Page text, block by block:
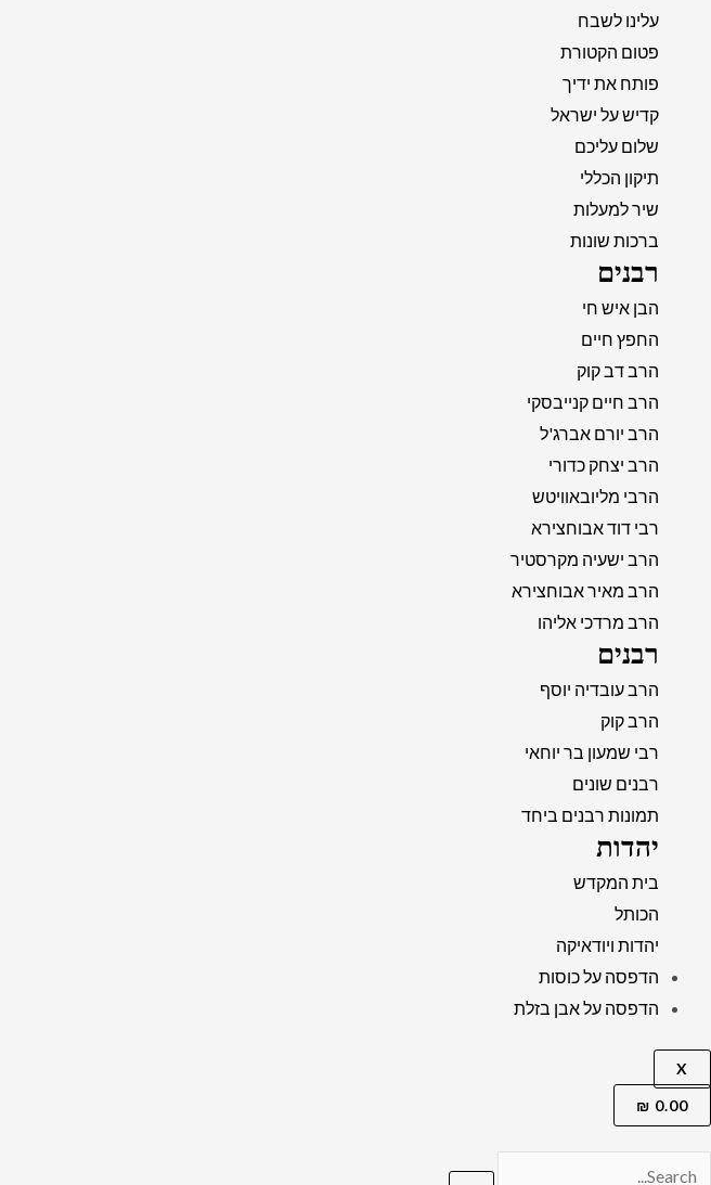
עלינו לשבח
פטום הקטורת
פותח את ידיך
קדיש על ישראל
שלום עליכם
תיקון הכללי
שיר למעלות
ברכות שונות
רבנים
הבן איש חי
החפץ חיים
הרב דב קוק
הרב חיים קנייבסקי
הרב יורם אברג'ל
הרב יצחק כדורי
הרבי מליובאוויטש
רבי דוד אבוחצירא
הרב ישעיה מקרסטיר
הרב מאיר אבוחצירא
הרב מרדכי אליהו
רבנים
הרב עובדיה יוסף
הרב קוק
רבי שמעון בר יוחאי
רבנים שונים
תמונות רבנים ביחד
יהדות
בית המקדש
הכותל
יהדות ויודאיקה
הדפסה על כוסות
הדפסה על אבן בזלת
X
0.00
₪